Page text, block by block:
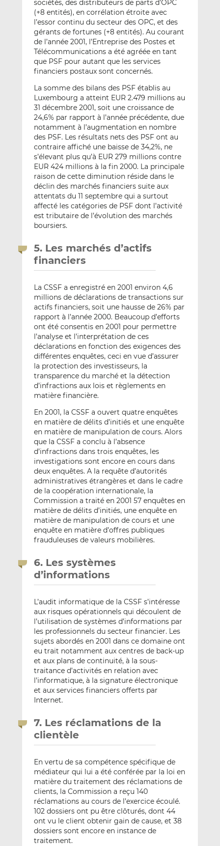
sociétés, des distributeurs de parts d’OPC
(+8 entités), en corrélation étroite avec
l’essor continu du secteur des OPC, et des
gérants de fortunes (+8 entités). Au courant
de l’année 2001, l’Entreprise des Postes et
Télécommunications a été agréée en tant
que PSF pour autant que les services
financiers postaux sont concernés.
La somme des bilans des PSF établis au
Luxembourg a atteint EUR 2.479 millions au
31 décembre 2001, soit une croissance de
24,6% par rapport à l’année précédente, due
notamment à l’augmentation en nombre
des PSF. Les résultats nets des PSF ont au
contraire affiché une baisse de 34,2%, ne
s’élevant plus qu’à EUR 279 millions contre
EUR 424 millions à la fin 2000. La principale
raison de cette diminution réside dans le
déclin des marchés financiers suite aux
attentats du 11 septembre qui a surtout
affecté les catégories de PSF dont l’activité
est tributaire de l’évolution des marchés
boursiers.
5. Les marchés d’actifs
financiers
La CSSF a enregistré en 2001 environ 4,6
millions de déclarations de transactions sur
actifs financiers, soit une hausse de 26% par
rapport à l’année 2000. Beaucoup d’efforts
ont été consentis en 2001 pour permettre
l’analyse et l’interprétation de ces
déclarations en fonction des exigences des
différentes enquêtes, ceci en vue d’assurer
la protection des investisseurs, la
transparence du marché et la détection
d’infractions aux lois et règlements en
matière financière.
En 2001, la CSSF a ouvert quatre enquêtes
en matière de délits d’initiés et une enquête
en matière de manipulation de cours. Alors
que la CSSF a conclu à l’absence
d’infractions dans trois enquêtes, les
investigations sont encore en cours dans
deux enquêtes. A la requête d’autorités
administratives étrangères et dans le cadre
de la coopération internationale, la
Commission a traité en 2001 57 enquêtes en
matière de délits d’initiés, une enquête en
matière de manipulation de cours et une
enquête en matière d’offres publiques
frauduleuses de valeurs mobilières.
6. Les systèmes
d’informations
L’audit informatique de la CSSF s’intéresse
aux risques opérationnels qui découlent de
l’utilisation de systèmes d’informations par
les professionnels du secteur financier. Les
sujets abordés en 2001 dans ce domaine ont
eu trait notamment aux centres de back-up
et aux plans de continuité, à la sous-
traitance d’activités en relation avec
l’informatique, à la signature électronique
et aux services financiers offerts par
Internet.
7. Les réclamations de la
clientèle
En vertu de sa compétence spécifique de
médiateur qui lui a été conférée par la loi en
matière du traitement des réclamations de
clients, la Commission a reçu 140
réclamations au cours de l’exercice écoulé.
102 dossiers ont pu être clôturés, dont 44
ont vu le client obtenir gain de cause, et 38
dossiers sont encore en instance de
traitement.